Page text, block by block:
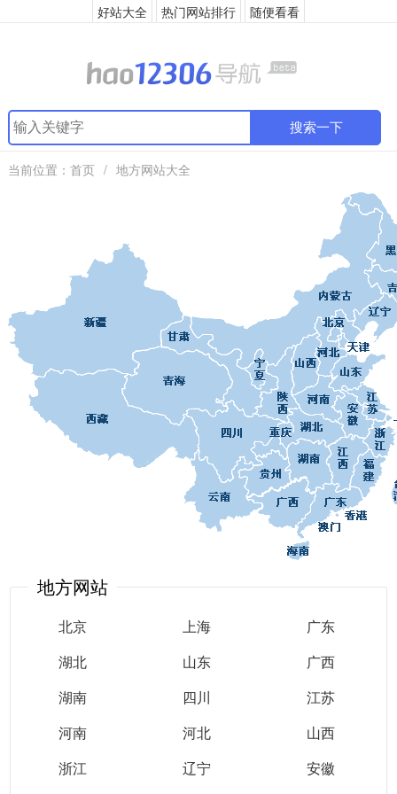
好站大全 热门网站排行 随便看看
搜索一下
当前位置： 首页 / 地方网站大全
地方网站
北京 上海
广东
湖北
山东
广西
湖南
四川
江苏
河南
河北
山西
浙江
辽宁
安徽